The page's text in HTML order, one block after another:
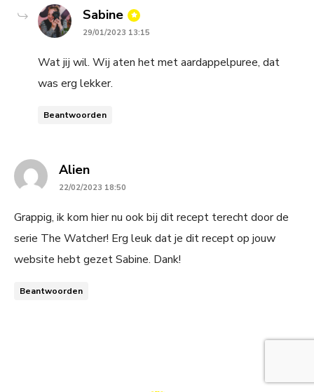
Sabine says:
29/01/2023 13:15
Wat jij wil. Wij aten het met aardappelpuree, dat
was erg lekker.
Beantwoorden
Aliensays:
22/02/2023 18:50
Grappig, ik kom hier nu ook bij dit recept terecht door de
serie The Watcher! Erg leuk dat je dit recept op jouw
website hebt gezet Sabine. Dank!
Beantwoorden